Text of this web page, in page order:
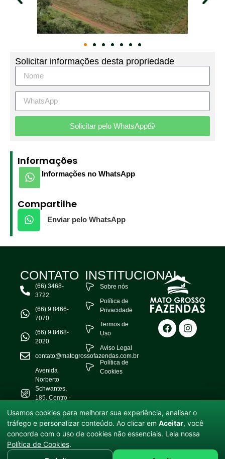
Solicitar informações desta propriedade
Solicitar pelo WhatsApp
Informações
Informações no WhatsApp
Compartilhe
Enviar pelo WhatsApp
CONTATO
(66) 3468-
3722
(66) 9 8466-
7070
(66) 9 8468-
2020
contato@matogrossofazendas.com.br
Avenida
Norberto
Schwantes,
185, Centro -
MT
INSTITUCIONAL
Sobre nós
Política de
Privacidade
Termos de
Uso
Aviso Legal
Política de
Cookies
Usamos cookies para melhorar sua experiência, analisar o
tráfego e personalizar conteúdo. Ao clicar em Aceitar, você
concorda com o uso de cookies não essenciais. Leia nossa
Política de Cookies.
Informações sujeitas a alterações sem aviso prévio. Valores e